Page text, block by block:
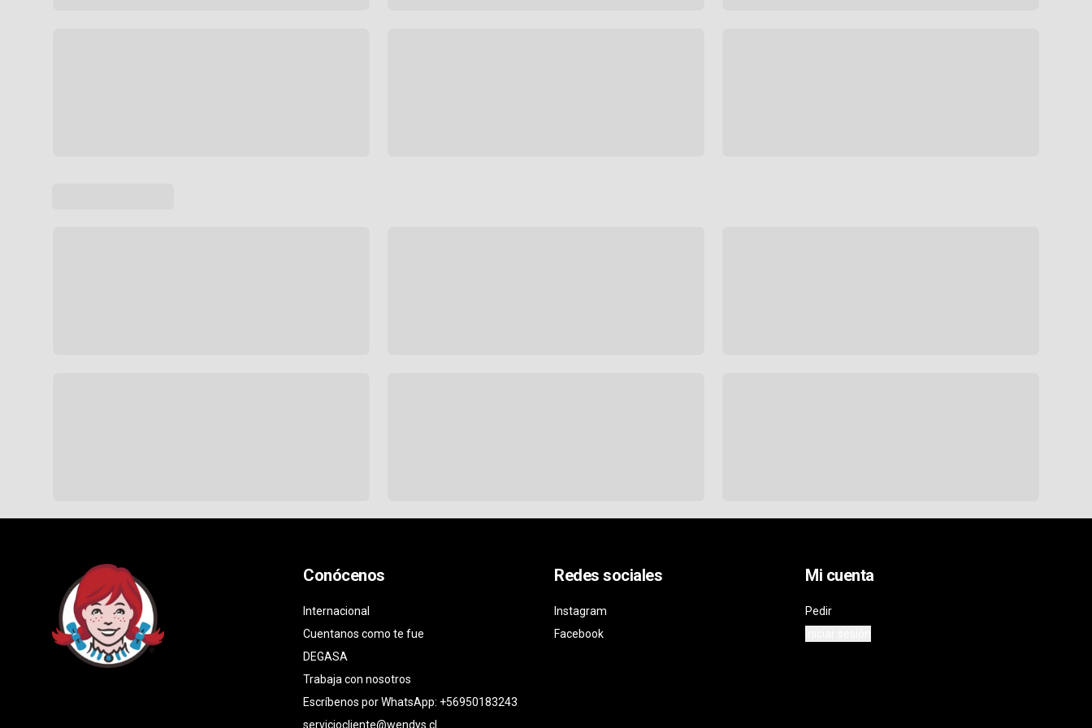
Conócenos
Internacional
Cuentanos como te fue
DEGASA
Trabaja con nosotros
Escríbenos por WhatsApp: +56950183243
serviciocliente@wendys.cl
Redes sociales
Instagram
Facebook
Mi cuenta
Pedir